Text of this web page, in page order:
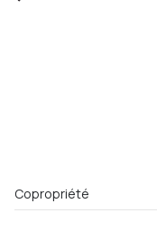
Copropriété